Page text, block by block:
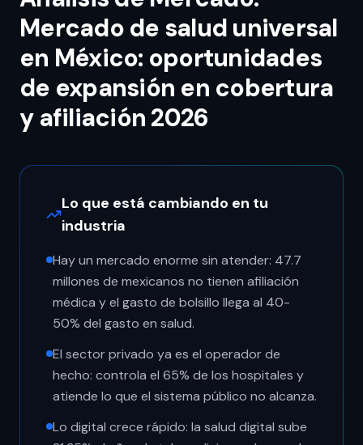
Mercado de salud universal
en México: oportunidades
de expansión en cobertura
y afiliación 2026
Lo que está cambiando en tu
industria
Hay un mercado enorme sin atender: 47.7
millones de mexicanos no tienen afiliación
médica y el gasto de bolsillo llega al 40-
50% del gasto en salud.
El sector privado ya es el operador de
hecho: controla el 65% de los hospitales y
atiende lo que el sistema público no alcanza.
Lo digital crece rápido: la salud digital sube